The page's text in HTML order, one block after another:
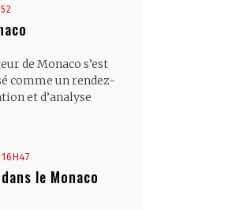
de Monaco s’est
comme un rendez-
et d’analyse
le Monaco